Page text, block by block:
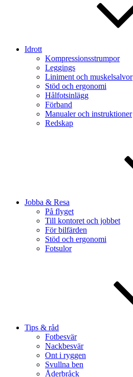
Idrott
Kompressionsstrumpor
Leggings
Liniment och muskelsalvor
Stöd och ergonomi
Hålfotsinlägg
Förband
Manualer och instruktioner
Redskap
Jobba & Resa
På flyget
Till kontoret och jobbet
För bilfärden
Stöd och ergonomi
Fotsulor
Tips & råd
Fotbesvär
Nackbesvär
Ont i ryggen
Svullna ben
Åderbråck